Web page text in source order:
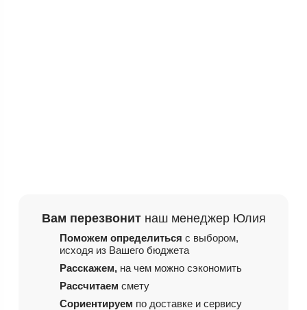
Вам перезвонит наш менеджер Юлия
Поможем определитьсяс выбором,
исходя из Вашего бюджета
Расскажем, на чем можно сэкономить
Рассчитаемсмету
Сориентируем по доставке и сервису